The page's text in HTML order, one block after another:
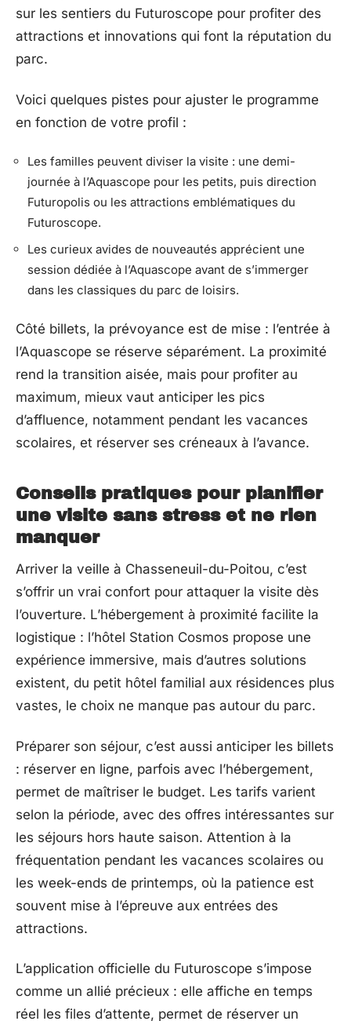
sur les sentiers du Futuroscope pour profiter des
attractions et innovations qui font la réputation du
parc.
Voici quelques pistes pour ajuster le programme
en fonction de votre profil :
Les familles peuvent diviser la visite : une demi-
journée à l’Aquascope pour les petits, puis direction
Futuropolis ou les attractions emblématiques du
Futuroscope.
Les curieux avides de nouveautés apprécient une
session dédiée à l’Aquascope avant de s’immerger
dans les classiques du parc de loisirs.
Côté billets, la prévoyance est de mise : l’entrée à
l’Aquascope se réserve séparément. La proximité
rend la transition aisée, mais pour profiter au
maximum, mieux vaut anticiper les pics
d’affluence, notamment pendant les vacances
scolaires, et réserver ses créneaux à l’avance.
Conseils pratiques pour planifier
une visite sans stress et ne rien
manquer
Arriver la veille à Chasseneuil-du-Poitou, c’est
s’offrir un vrai confort pour attaquer la visite dès
l’ouverture. L’hébergement à proximité facilite la
logistique : l’hôtel Station Cosmos propose une
expérience immersive, mais d’autres solutions
existent, du petit hôtel familial aux résidences plus
vastes, le choix ne manque pas autour du parc.
Préparer son séjour, c’est aussi anticiper les billets
: réserver en ligne, parfois avec l’hébergement,
permet de maîtriser le budget. Les tarifs varient
selon la période, avec des offres intéressantes sur
les séjours hors haute saison. Attention à la
fréquentation pendant les vacances scolaires ou
les week-ends de printemps, où la patience est
souvent mise à l’épreuve aux entrées des
attractions.
L’application officielle du Futuroscope s’impose
comme un allié précieux : elle affiche en temps
réel les files d’attente, permet de réserver un